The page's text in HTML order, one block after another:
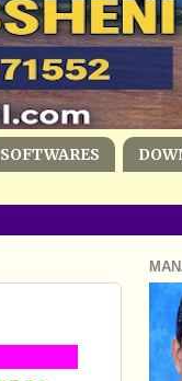
SOFTWARES